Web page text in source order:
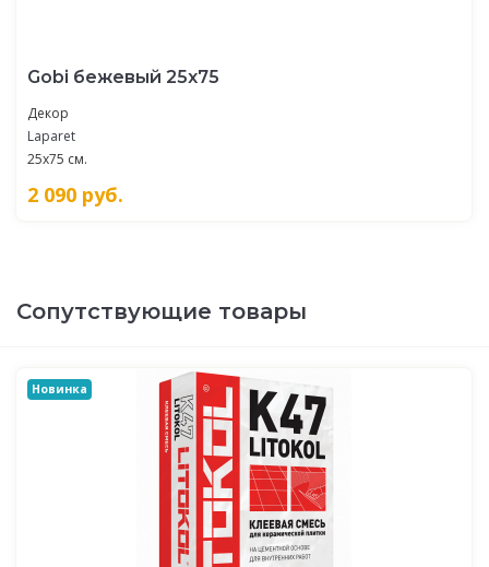
Gobi бежевый 25х75
Декор
Laparet
25x75 см.
2 090 руб.
Сопутствующие товары
Новинка